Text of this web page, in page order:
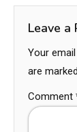
Leave a
Your
are marked
Comment